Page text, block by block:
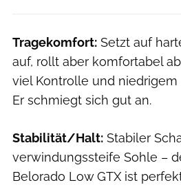
Tragekomfort: Setzt auf
auf, rollt aber komfortabel
viel Kontrolle und niedrigem
Er schmiegt sich gut an.
Stabilität/Halt: Stabiler
verwindungssteife Sohle –
Belorado Low GTX ist